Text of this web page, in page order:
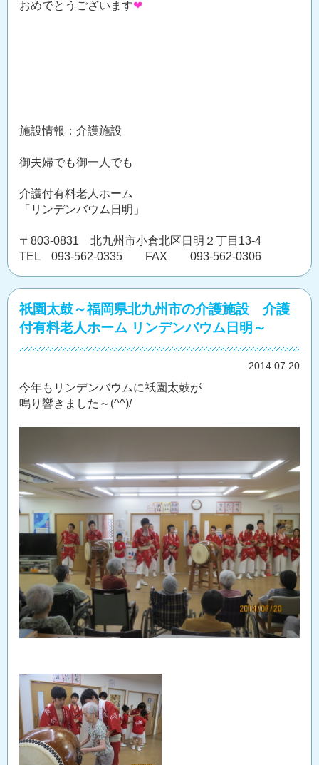
おめでとうございます❤
施設情報：介護施設
御夫婦でも御一人でも
介護付有料老人ホーム
「リンデンバウム日明」
〒803-0831 北九州市小倉北区日明２丁目13-4
TEL 093-562-0335 FAX 093-562-0306
祇園太鼓～福岡県北九州市の介護施設 介護
付有料老人ホーム リンデンバウム日明～
2014.07.20
今年もリンデンバウムに祇園太鼓が
鳴り響きました～(^^)/